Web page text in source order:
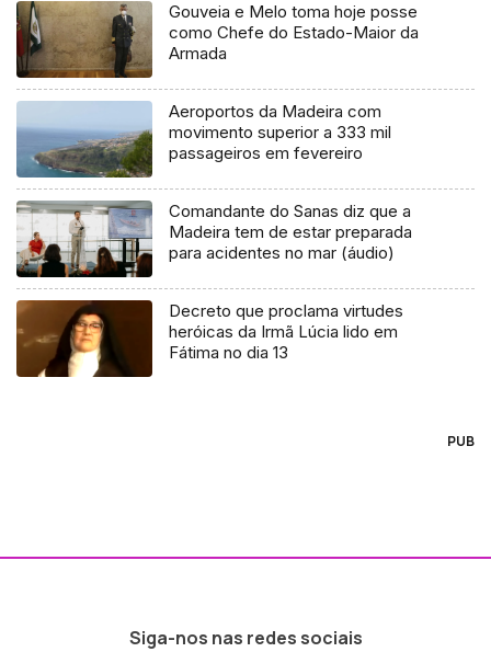
Gouveia e Melo toma hoje posse
como Chefe do Estado-Maior da
Armada
Aeroportos da Madeira com
movimento superior a 333 mil
passageiros em fevereiro
Comandante do Sanas diz que a
Madeira tem de estar preparada
para acidentes no mar (áudio)
Decreto que proclama virtudes
heróicas da Irmã Lúcia lido em
Fátima no dia 13
PUB
Siga-nos nas redes sociais